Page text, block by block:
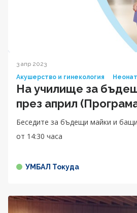
3 апр 2023
Акушерство и гинекология
На училище за
през април
Беседите за бъдещи майки и
от 14:30 часа
УМБАЛ Токуда